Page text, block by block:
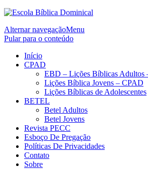
Alternar navegaçãoMenu
Pular para o conteúdo
Início
CPAD
EBD – Lições Bíblicas Adultos
Lições Bíblica Jovens – CPAD
Lições Bíblicas de Adolescentes
BETEL
Betel Adultos
Betel Jovens
Revista PECC
Esboço De Pregação
Políticas De Privacidades
Contato
Sobre